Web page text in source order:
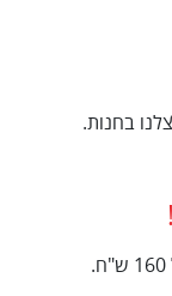
בחנות.